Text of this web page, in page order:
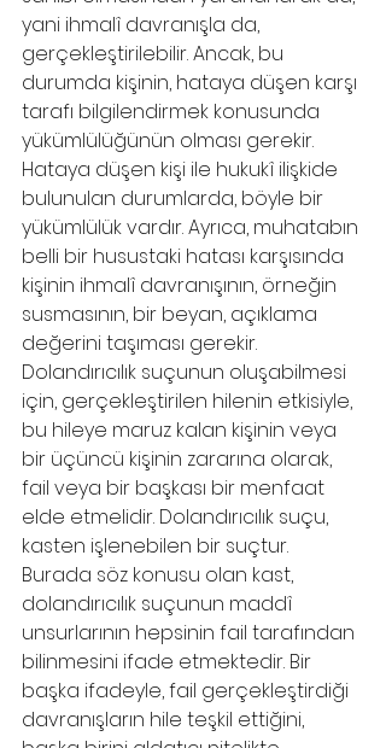
yani ihmalî davranışla da,
gerçekleştirilebilir. Ancak, bu
durumda kişinin, hataya düşen karşı
tarafı bilgilendirmek konusunda
yükümlülüğünün olması gerekir.
Hataya düşen kişi ile hukukî ilişkide
bulunulan durumlarda, böyle bir
yükümlülük vardır. Ayrıca, muhatabın
belli bir husustaki hatası karşısında
kişinin ihmalî davranışının, örneğin
susmasının, bir beyan, açıklama
değerini taşıması gerekir.
Dolandırıcılık suçunun oluşabilmesi
için, gerçekleştirilen hilenin etkisiyle,
bu hileye maruz kalan kişinin veya
bir üçüncü kişinin zararına olarak,
fail veya bir başkası bir menfaat
elde etmelidir. Dolandırıcılık suçu,
kasten işlenebilen bir suçtur.
Burada söz konusu olan kast,
dolandırıcılık suçunun maddî
unsurlarının hepsinin fail tarafından
bilinmesini ifade etmektedir. Bir
başka ifadeyle, fail gerçekleştirdiği
davranışların hile teşkil ettiğini,